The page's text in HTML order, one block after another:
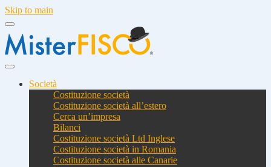
Skip to main
Società
Costituzione società
Costituzione società all’estero
Cerca un’impresa
Bilanci
Costituzione società Ltd Inglese
Costituzione società in Romania
Costituzione società alle Canarie